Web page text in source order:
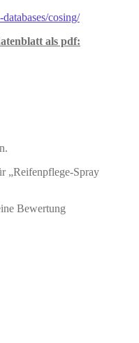
cosing/
als pdf:
„Reifenpflege-Spray
Bewertung